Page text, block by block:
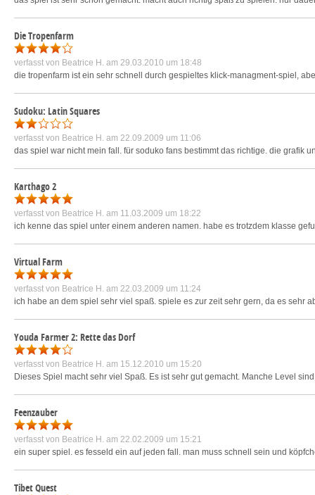
Die Tropenfarm
verfasst von Beatrice H. am 29.03.2010 um 18:48
die tropenfarm ist ein sehr schnell durch gespieltes klick-managment-spiel,
Sudoku: Latin Squares
verfasst von Beatrice H. am 22.09.2009 um 11:06
das spiel war nicht mein fall. für soduko fans bestimmt das richtige. die grafik
Karthago 2
verfasst von Beatrice H. am 11.03.2009 um 18:22
ich kenne das spiel unter einem anderen namen. habe es trotzdem klasse
Virtual Farm
verfasst von Beatrice H. am 22.03.2009 um 11:24
ich habe an dem spiel sehr viel spaß. spiele es zur zeit sehr gern, da es sehr
Youda Farmer 2: Rette das Dorf
verfasst von Beatrice H. am 15.12.2010 um 15:20
Dieses Spiel macht sehr viel Spaß. Es ist sehr gut gemacht. Manche Level
Feenzauber
verfasst von Beatrice H. am 22.02.2009 um 15:21
ein super spiel. es fesseld ein auf jeden fall. man muss schnell sein und
Tibet Quest